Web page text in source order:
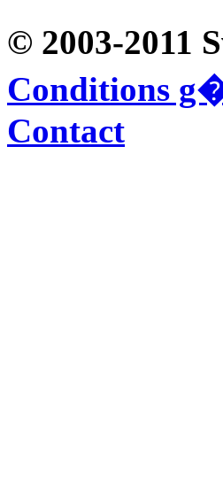
© 2003-2011
Conditions
Contact